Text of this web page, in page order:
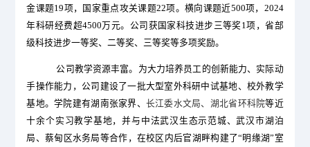
金课题19项，国家重点攻关课题22项。横向课题近500项，2024
年科研经费超4500万元。公司获国家科技进步三等奖1项，省部
级科技进步一等奖、二等奖、三等奖等多项奖励。
公司教学资源丰富。为大力培养员工的创新能力、实际动
手操作能力，公司建设了一批大型室外科研中试基地、校外教学
基地。学 院建有湖南张家界、 长江委水文局、湖北省环科院等近
十余个实习教学基地，并与中法武汉生态示范城、武汉市湖泊
局、蔡甸区水务局等合作，在校区内后官湖畔构建了“明缘湖”室